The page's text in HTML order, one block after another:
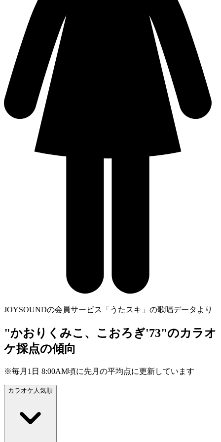
JOYSOUNDの会員サービス「うたスキ」の歌唱データより
"かおりくみこ、こおろぎ'73"のカラオ
ケ採点の傾向
※毎月1日 8:00AM頃に先月の平均点に更新しています
カラオケ人気順